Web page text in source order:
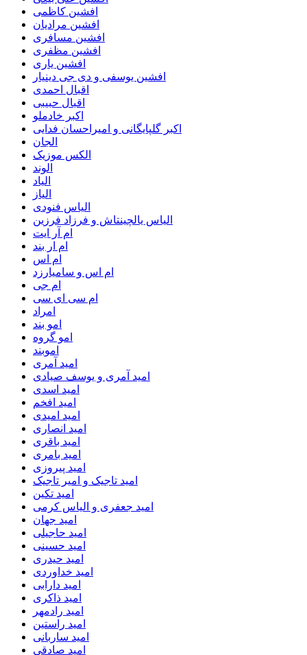
افشین کاظمی
افشین مرادیان
افشین مسافری
افشین مظفری
افشین یاری
افشین یوسفی و دی جی دینیار
اقبال احمدی
اقبال حبیبی
اکبر خادملو
اکبر گلپایگانی و امیراحسان فدایی
الجان
الکس موزیک
الوند
الیاد
الیاز
الیاس فنودی
الیاس یالچینتاش و فرزاد فرزین
ام آر ایت
ام‌ ار بند
ام اس
ام اس و سامیارزد
ام جی
ام سی ای سی
امراد
امو بند
امو گروه
اموبند
امید آمری
امید آمری و یوسف صیادی
امید اسدی
امید افخم
امید امیدی
امید انصاری
امید باقری
امید بامری
امید پیروزی
امید تاجیک و امیر تاجیک
امید تکین
امید جعفری و الیاس کرمی
امید جهان
امید حاجیلی
امید حسینی
امید حیدری
امید خداوردی
امید دارابی
امید ذاکری
امید رادمهر
امید راستین
امید ساربانی
امید صادقی